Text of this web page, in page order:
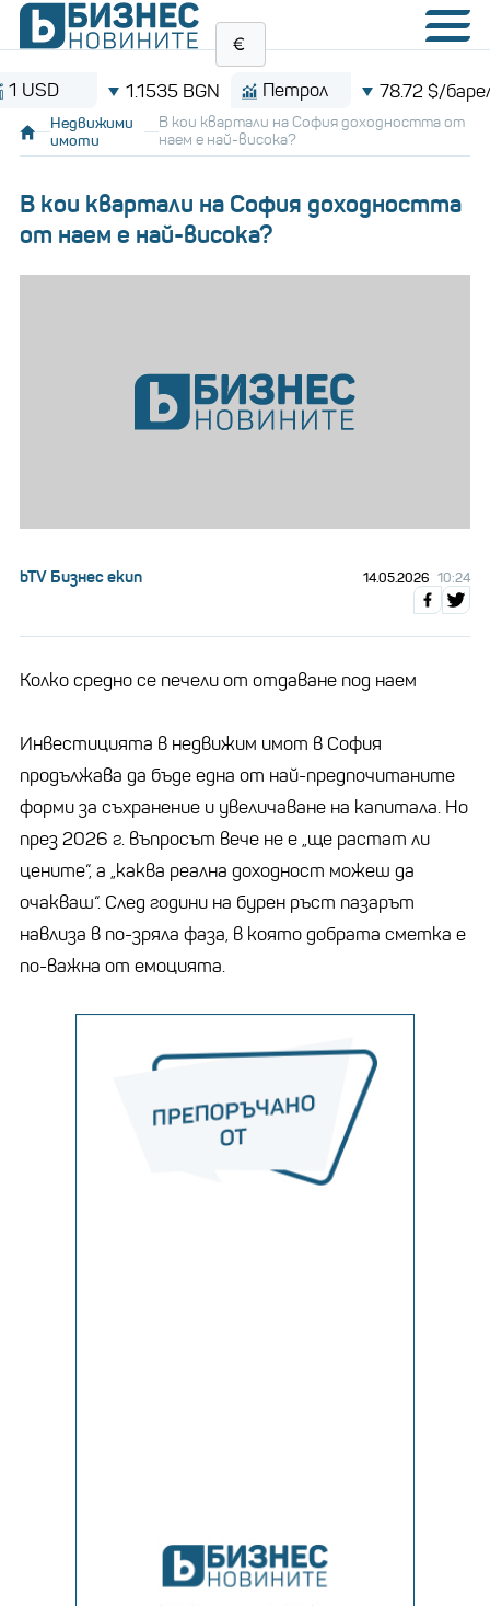
1.1535 BGN Петрол 78.72 $/барел
Недвижими
имоти
В кои квартали на София доходността от
наем е най-висока?
В кои квартали на София доходността
от наем е най-висока?
bTV Бизнес екип 14.05.2026 10:24
Колко средно се печели от отдаване под наем
Инвестицията в недвижим имот в София
продължава да бъде една от най-предпочитаните
форми за съхранение и увеличаване на капитала. Но
през 2026 г. въпросът вече не е „ще растат ли
цените“, а „каква реална доходност можеш да
очакваш“. След години на бурен ръст пазарът
навлиза в по-зряла фаза, в която добрата сметка е
по-важна от емоцията.